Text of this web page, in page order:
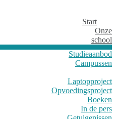
Start
Onze
school
Studieaanbod
Campussen
Laptopproject
Opvoedingsproject
Boeken
In de pers